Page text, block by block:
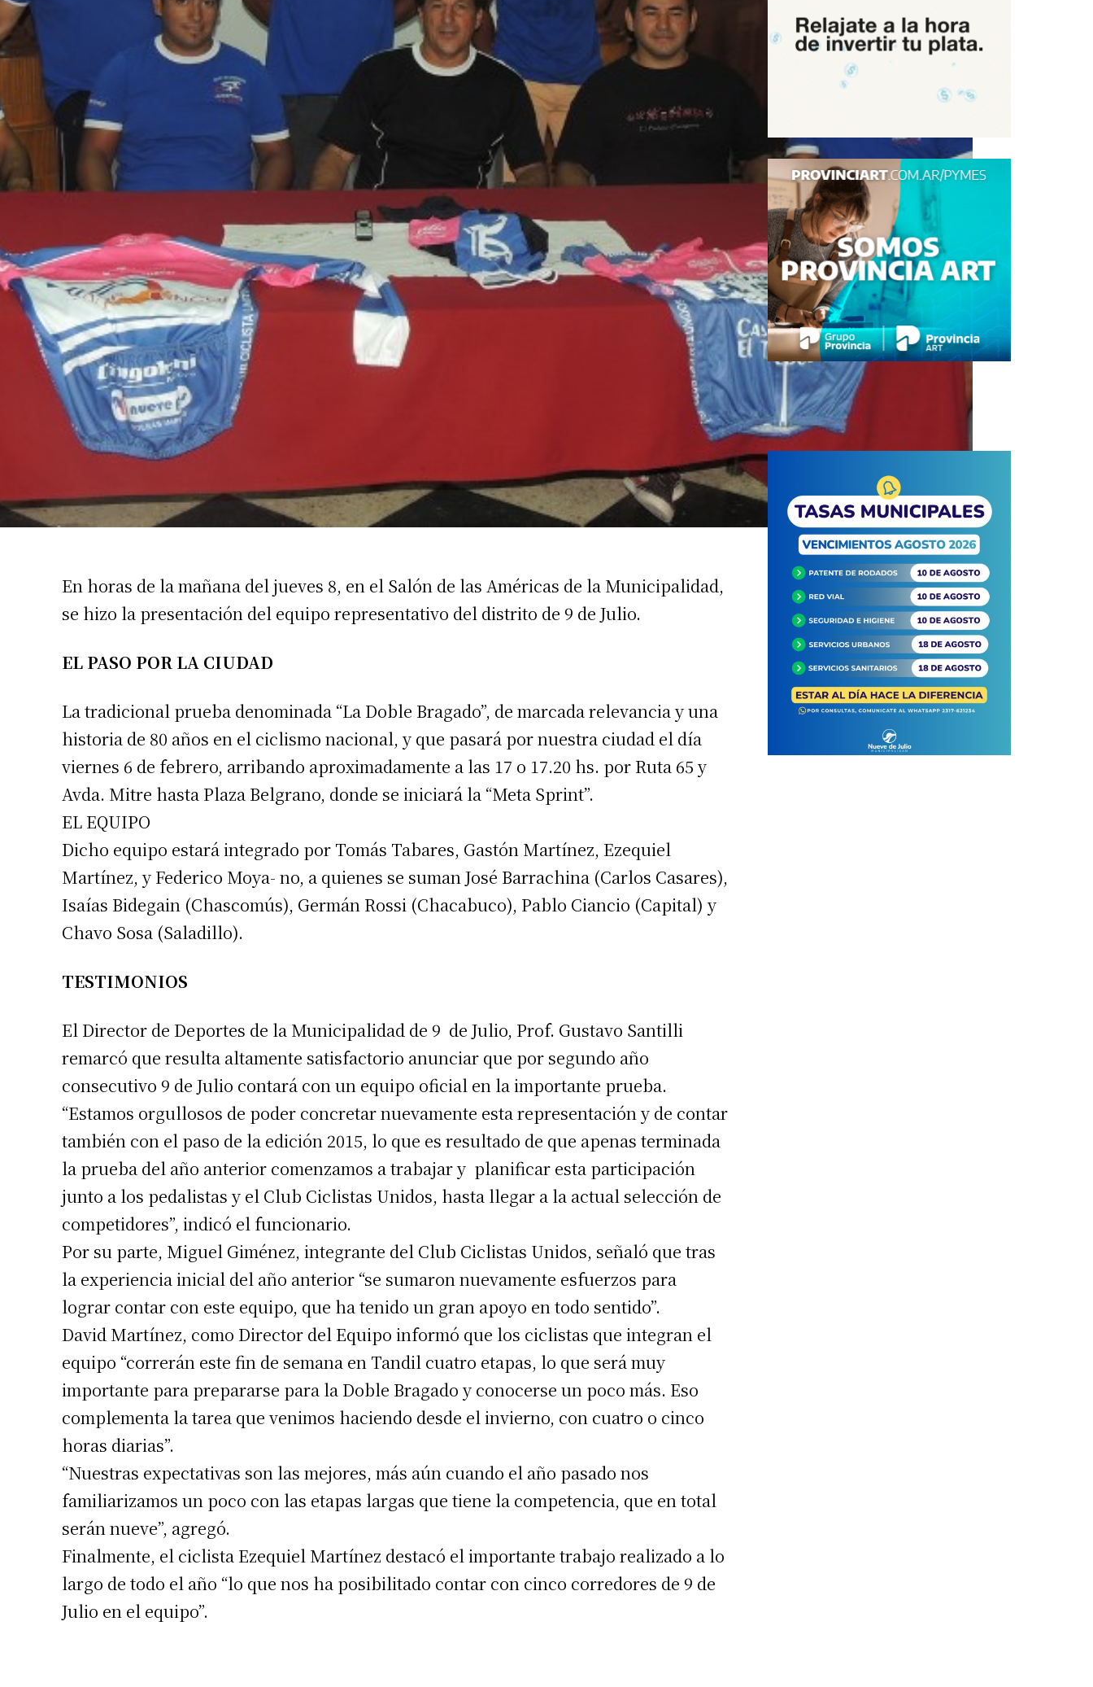
*Requerido
Dirección de correo electrónico
Apellidos
En horas de la mañana del jueves 8, en el Salón de las Américas de la Municipalidad,
se hizo la presentación del equipo representativo del distrito de 9 de Julio.
EL PASO POR LA CIUDAD
La tradicional prueba denominada “La Doble Bragado”, de marcada relevancia y una
historia de 80 años en el ciclismo nacional, y que pasará por nuestra ciudad el día
viernes 6 de febrero, arribando aproximadamente a las 17 o 17.20 hs. por Ruta 65 y
Avda. Mitre hasta Plaza Belgrano, donde se iniciará la “Meta Sprint”.
EL EQUIPO
Dicho equipo estará integrado por Tomás Tabares, Gastón Martínez, Ezequiel
Martínez, y Federico Moya- no, a quienes se suman José Barrachina (Carlos Casares),
Isaías Bidegain (Chascomús), Germán Rossi (Chacabuco), Pablo Ciancio (Capital) y
Chavo Sosa (Saladillo).
TESTIMONIOS
El Director de Deportes de la Municipalidad de 9 de Julio, Prof. Gustavo Santilli
remarcó que resulta altamente satisfactorio anunciar que por segundo año
consecutivo 9 de Julio contará con un equipo oficial en la importante prueba.
“Estamos orgullosos de poder concretar nuevamente esta representación y de contar
también con el paso de la edición 2015, lo que es resultado de que apenas terminada
la prueba del año anterior comenzamos a trabajar y planificar esta participación
junto a los pedalistas y el Club Ciclistas Unidos, hasta llegar a la actual selección de
competidores”, indicó el funcionario.
Por su parte, Miguel Giménez, integrante del Club Ciclistas Unidos, señaló que tras
la experiencia inicial del año anterior “se sumaron nuevamente esfuerzos para
lograr contar con este equipo, que ha tenido un gran apoyo en todo sentido”.
David Martínez, como Director del Equipo informó que los ciclistas que integran el
equipo “correrán este fin de semana en Tandil cuatro etapas, lo que será muy
importante para prepararse para la Doble Bragado y conocerse un poco más. Eso
complementa la tarea que venimos haciendo desde el invierno, con cuatro o cinco
horas diarias”.
“Nuestras expectativas son las mejores, más aún cuando el año pasado nos
familiarizamos un poco con las etapas largas que tiene la competencia, que en total
serán nueve”, agregó.
Finalmente, el ciclista Ezequiel Martínez destacó el importante trabajo realizado a lo
largo de todo el año “lo que nos ha posibilitado contar con cinco corredores de 9 de
Julio en el equipo”.